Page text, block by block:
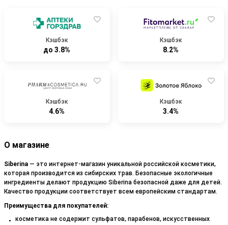
Кэшбэк
до 3.8%
Кэшбэк
8.2%
Кэшбэк
4.6%
Кэшбэк
3.4%
О магазине
Siberina — это интернет-магазин уникальной российской косметики,
которая производится из сибирских трав. Безопасные экологичные
ингредиенты делают продукцию Siberina безопасной даже для детей.
Качество продукции соответствует всем европейским стандартам.
Преимущества для покупателей:
косметика не содержит сульфатов, парабенов, искусственных